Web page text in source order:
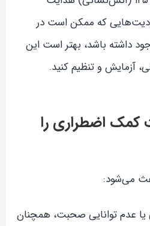
که ممکن است در
داشته باشد، بهتر است این
آزمایش و تنظیم کنید.
کمک اضطراری را
می‌شود:
عدم توانایی صحبت، همچنان